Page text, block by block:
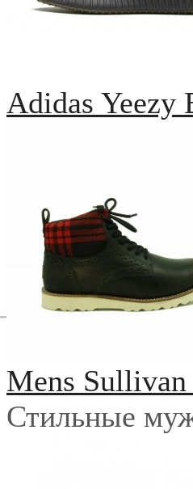
Adidas Yeezy
Mens
Стильные